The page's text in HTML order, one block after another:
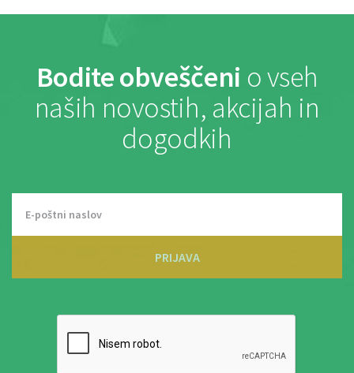
Bodite obveščeni o vseh
naših novostih, akcijah in
dogodkih
PRIJAVA